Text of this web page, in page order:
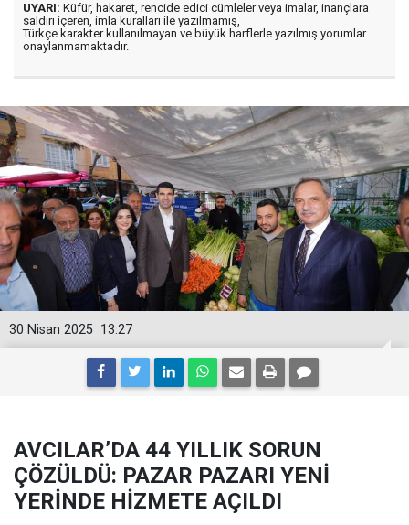
UYARI: Küfür, hakaret, rencide edici cümleler veya imalar, inançlara
saldırı içeren, imla kuralları ile yazılmamış,
Türkçe karakter kullanılmayan ve büyük harflerle yazılmış yorumlar
onaylanmamaktadır.
13:27
30 Nisan 2025
AVCILAR’DA 44 YILLIK SORUN
ÇÖZÜLDÜ: PAZAR PAZARI YENİ
YERİNDE HİZMETE AÇILDI